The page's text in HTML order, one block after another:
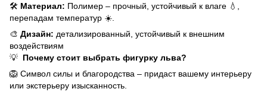
🛠 Материал: Полимер – прочный, устойчивый к влаге 💧,
перепадам температур ☀️.
🎨 Дизайн: детализированный, устойчивый к внешним
воздействиям
💡 Почему стоит выбрать фигурку льва?
🦁 Символ силы и благородства – придаст вашему интерьеру
или экстерьеру изысканность.